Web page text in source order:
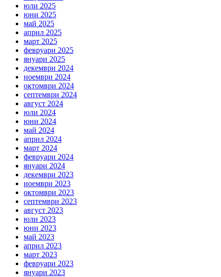
юли 2025
юни 2025
май 2025
април 2025
март 2025
февруари 2025
януари 2025
декември 2024
ноември 2024
октомври 2024
септември 2024
август 2024
юли 2024
юни 2024
май 2024
април 2024
март 2024
февруари 2024
януари 2024
декември 2023
ноември 2023
октомври 2023
септември 2023
август 2023
юли 2023
юни 2023
май 2023
април 2023
март 2023
февруари 2023
януари 2023